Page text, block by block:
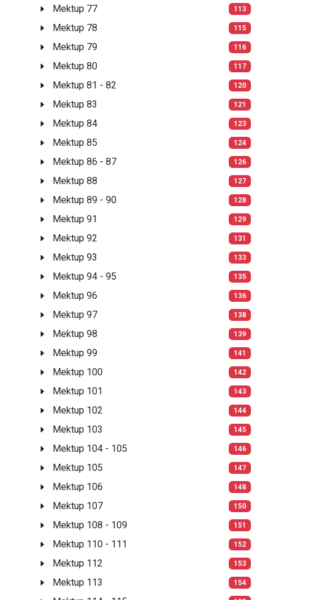
Mektup 77 113
Mektup 78 115
Mektup 79 116
Mektup 80 117
Mektup 81 - 82 120
Mektup 83 121
Mektup 84 123
Mektup 85 124
Mektup 86 - 87 126
Mektup 88 127
Mektup 89 - 90 128
Mektup 91 129
Mektup 92 131
Mektup 93 133
Mektup 94 - 95 135
Mektup 96 136
Mektup 97 138
Mektup 98 139
Mektup 99 141
Mektup 100 142
Mektup 101 143
Mektup 102 144
Mektup 103 145
Mektup 104 - 105 146
Mektup 105 147
Mektup 106 148
Mektup 107 150
Mektup 108 - 109 151
Mektup 110 - 111 152
Mektup 112 153
Mektup 113 154